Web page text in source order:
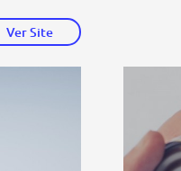
Ver Site